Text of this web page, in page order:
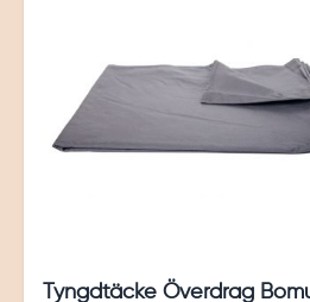
Tyngdtäcke Överdrag